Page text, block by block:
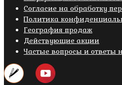
Cогласие на обработку
Политика
География продаж
Действующие акции
Частые вопросы и ответы